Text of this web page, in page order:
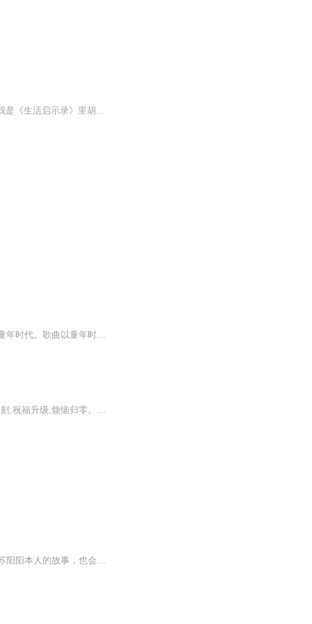
你好，我是演员刘恩尚， 我是《凤囚凰》中的猪王刘彧， 我是《楚乔传》里贴心的阿精， 我是《生活启示录》里胡歌的发小， 我是《八九不离十》里李光洁的兄弟， 现在，我是耳机另一头，你的朋友， 临睡前，你是否还躺在床上看着手机，刷着朋友圈呢？ 让我用声音和你分享来自我朋友圈里的故事， 然后，静静的，入眠吧~~~ 让我用声音传递一种温暖的正能量给你， 也许，这一丝温暖未必能打开你的心结， 却能在你的心中种下阳光的种子， 慢慢的，慢慢的， 温暖就在你的心中荡漾开了。
歌曲《你是我的好朋友》充满童真，优秀少年好好纯真天籁般的嗓音，仿佛置身单纯美好的童年时代。歌曲以童年时纯真善良的“友谊”为主线，“可是没朋友分享，也会觉得没胃口”，两个人分担一份痛苦或困难，那就只有半个痛苦；两个人分享一份快乐，则有两份快乐，这便是“友谊”的真谛。...
安静欣赏夜景,将喧闹归零;慢慢喝杯牛奶,将忙碌归零;清除痛苦记忆,将压力归零。夜晚一刻,祝福升级,烦恼归零。晚安,好梦!
女企业家容易吗？女企业家的朋友们又都有些怎样的创业经验和精彩故事呢？本栏目将讲述苏阳阳本人的故事，也会不定期与大家分享身边每一位从打工者到职业经理人，从职业经理人到创业狗，从创业狗到企业家的精彩故事。人生就是一种蜕变。你想被阳阳采访吗？...